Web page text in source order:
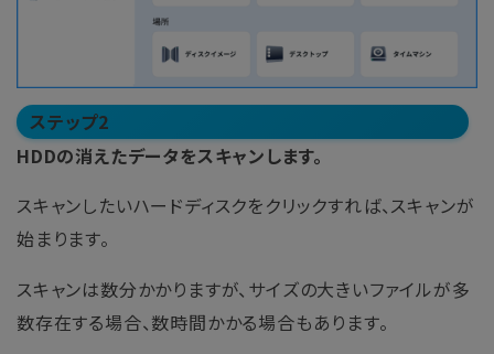
ステップ2
HDDの消えたデータをスキャンします。
スキャンしたいハードディスクをクリックすれば、スキャンが
始まります。
スキャンは数分かかりますが、サイズの大きいファイルが多
数存在する場合、数時間かかる場合もあります。